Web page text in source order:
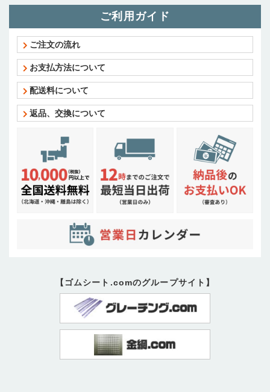
ご利用ガイド
ご注文の流れ
お支払方法について
配送料について
返品、交換について
【ゴムシート.comのグループサイト】